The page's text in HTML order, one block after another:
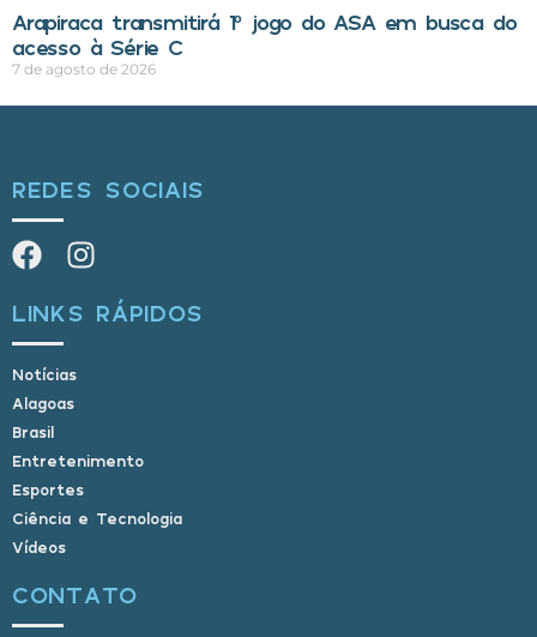
Arapiraca transmitirá 1º jogo do ASA em busca do
acesso à Série C
7 de agosto de 2026
REDES SOCIAIS
LINKS RÁPIDOS
Notícias
Alagoas
Brasil
Entretenimento
Esportes
Ciência e Tecnologia
Vídeos
CONTATO